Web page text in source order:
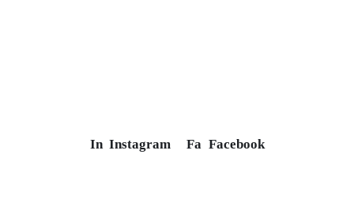
In Instagram Fa Facebook